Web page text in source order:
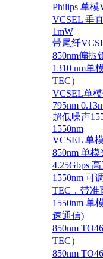
Philips 单模
VCSEL 垂
1mW
带尾纤
850nm偏振
1310 nm单
TEC）
VCSEL单
795nm
超低噪声
1550nm
VCSEL 单
850nm 单
4.25Gbps
1550nm 可
TEC，带准
1550nm 单
速通信)
850nm
TEC）
850nm